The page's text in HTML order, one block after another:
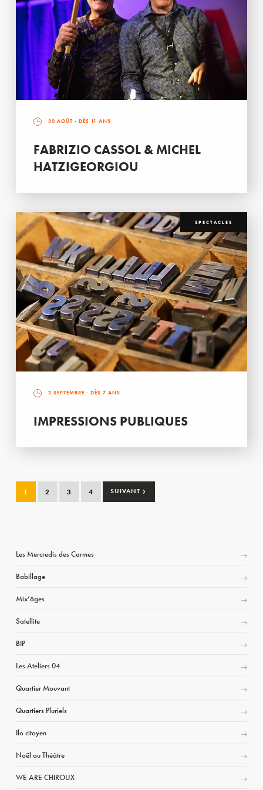
30 AOÛT - DÈS 11 ANS
FABRIZIO CASSOL & MICHEL
HATZIGEORGIOU
SPECTACLES
2 SEPTEMBRE - DÈS 7 ANS
IMPRESSIONS PUBLIQUES
1 2 3 4 SUIVANT ›
Les Mercredis des Carmes
Babillage
Mix’âges
Satellite
BIP
Les Ateliers 04
Quartier Mouvant
Quartiers Pluriels
Ilo citoyen
Noël au Théâtre
WE ARE CHIROUX